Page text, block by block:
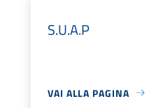
S.U.A.P
VAI ALLA PAGINA